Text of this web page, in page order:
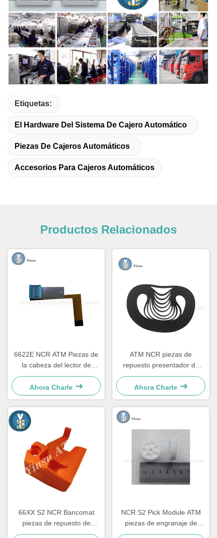
Etiquetas:
El Hardware Del Sistema De Cajero Automático
Piezas De Cajeros Automáticos
Accesorios Para Cajeros Automáticos
Productos Relacionados
6622E NCR ATM Piezas de
la cabeza del lector de
tarjetas Componente de
renovación
Ahora Charle
ATM NCR piezas de
repuesto presentador de
acceso frontal cinturón LVDT
4450544331
Ahora Charle
66XX S2 NCR Bancomat
piezas de repuesto de
cajeros automáticos Sistema
NCR S2 Pick Module ATM
piezas de engranaje de
motor 4450756286 OEM